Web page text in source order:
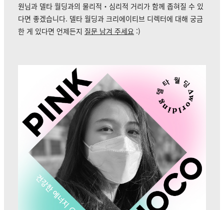
원님과 델타 월딩과의 물리적・심리적 거리가 함께 좁혀질 수 있
다면 좋겠습니다. 델타 월딩과 크리에이티브 디렉터에 대해 궁금
한 게 있다면 언제든지 질문 남겨 주세요 :)